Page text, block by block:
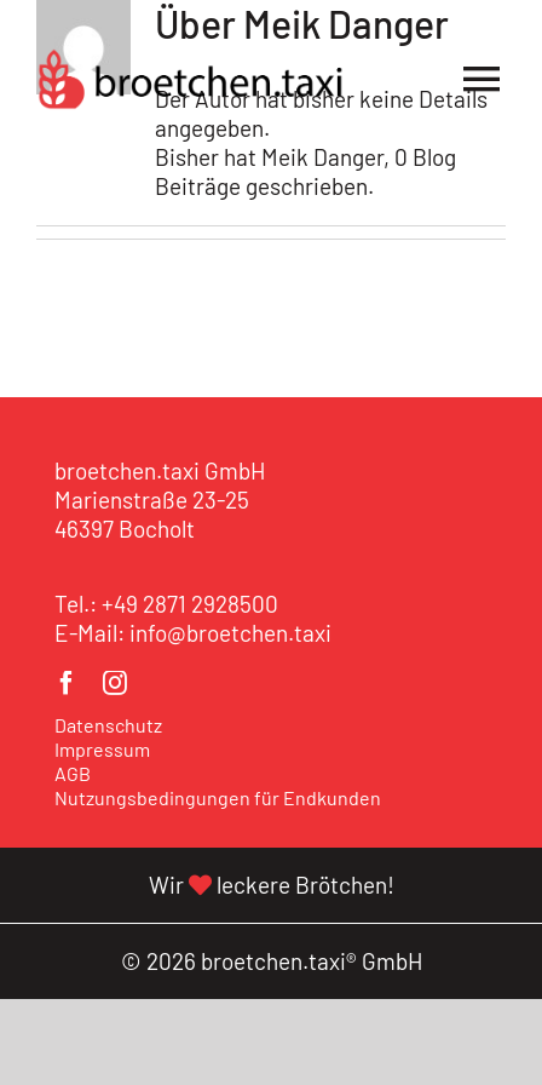
springen
Für Bäckereien
Für Kunden
Über Meik Danger
Der Autor hat bisher keine Details
angegeben.
Bisher hat Meik Danger, 0 Blog
Beiträge geschrieben.
broetchen.taxi GmbH
Marienstraße 23-25
46397 Bocholt
Tel.: +49 2871 2928500
E-Mail: info@broetchen.taxi
Datenschutz
Impressum
AGB
Nutzungsbedingungen für Endkunden
Wir leckere Brötchen!
© 2026 broetchen.taxi® GmbH